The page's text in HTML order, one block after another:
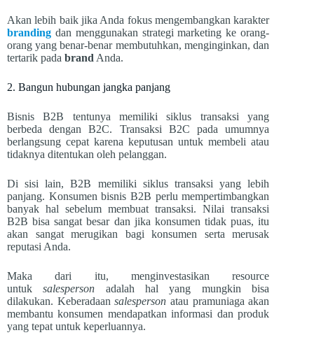
Akan lebih baik jika Anda fokus mengembangkan karakter
branding dan menggunakan strategi marketing ke orang-
orang yang benar-benar membutuhkan, menginginkan, dan
tertarik pada brand Anda.
2. Bangun hubungan jangka panjang
Bisnis B2B tentunya memiliki siklus transaksi yang
berbeda dengan B2C. Transaksi B2C pada umumnya
berlangsung cepat karena keputusan untuk membeli atau
tidaknya ditentukan oleh pelanggan.
Di sisi lain, B2B memiliki siklus transaksi yang lebih
panjang. Konsumen bisnis B2B perlu mempertimbangkan
banyak hal sebelum membuat transaksi. Nilai transaksi
B2B bisa sangat besar dan jika konsumen tidak puas, itu
akan sangat merugikan bagi konsumen serta merusak
reputasi Anda.
Maka dari itu, menginvestasikan resource
untuksalesperson adalah hal yang mungkin bisa
dilakukan. Keberadaansalesperson atau pramuniaga akan
membantu konsumen mendapatkan informasi dan produk
yang tepat untuk keperluannya.